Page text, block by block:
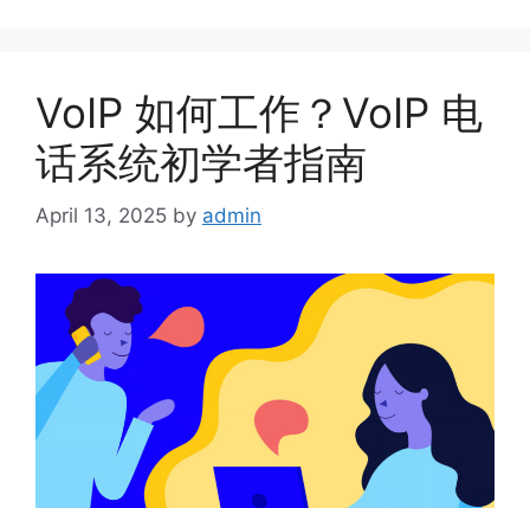
VoIP 如何工作？VoIP 电
话系统初学者指南
April 13, 2025 by admin